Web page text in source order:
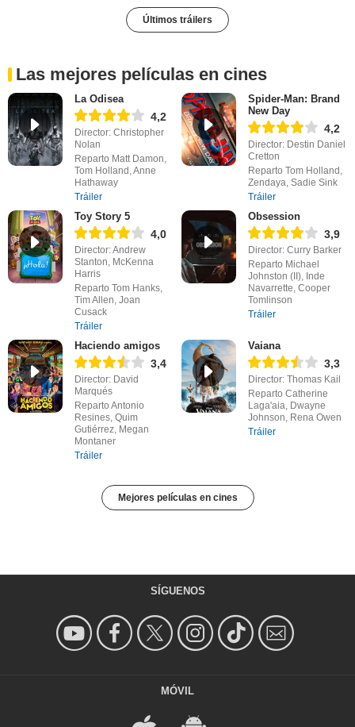
Últimos tráilers
Las mejores películas en cines
La Odisea
4,2
Director: Christopher
Nolan
Reparto Matt Damon,
Tom Holland, Anne
Hathaway
Tráiler
Spider-Man: Brand
New Day
4,2
Director: Destin Daniel
Cretton
Reparto Tom Holland,
Zendaya, Sadie Sink
Tráiler
Toy Story 5
4,0
Director: Andrew
Stanton, McKenna
Harris
Reparto Tom Hanks,
Tim Allen, Joan
Cusack
Tráiler
Obsession
3,9
Director: Curry Barker
Reparto Michael
Johnston (II), Inde
Navarrette, Cooper
Tomlinson
Tráiler
Haciendo amigos
3,4
Director: David
Marqués
Reparto Antonio
Resines, Quim
Gutiérrez, Megan
Montaner
Tráiler
Vaiana
3,3
Director: Thomas Kail
Reparto Catherine
Laga'aia, Dwayne
Johnson, Rena Owen
Tráiler
Mejores películas en cines
SÍGUENOS
MÓVIL